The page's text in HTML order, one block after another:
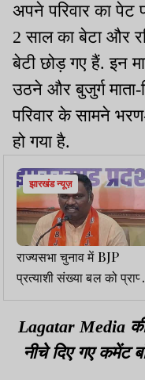
अपने परिवार का पेट
2 साल का बेटा और
बेटी छोड़ गए हैं. इन
उठने और बुजुर्ग माता-
परिवार के सामने
हो गया है.
झारखंड न्यूज़
राज्यसभा चुनाव में BJP
प्रत्याशी संख्या बल को प्राप्त
करके जीतेगी : अमर बाउरी
Lagatar Media
नीचे दिए गए कमेंट